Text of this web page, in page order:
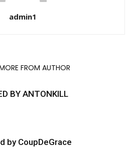
admin1
FROM AUTHOR
BY ANTONKILL
by CoupDeGrace